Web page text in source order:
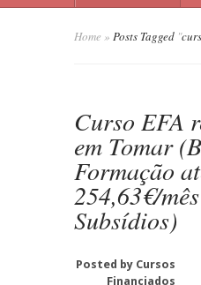
Home » Posts Tagged "
Curso EFA
em Tomar
Formação
254,63€/
Subsídios)
Posted by Cursos
Financiados